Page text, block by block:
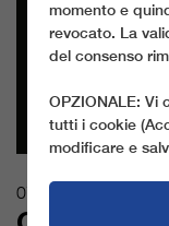
07.05.2025
momento e
revocato. La
del consenso
OPZIONALE: Vi
tutti i cookie
modificare e